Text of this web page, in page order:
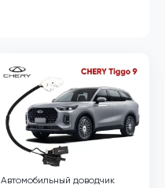
Автомобильный доводчик